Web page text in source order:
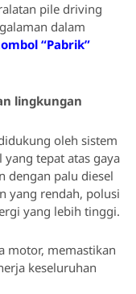
pile driving
dalam
“Pabrik”
lingkungan
oleh sistem
tepat atas gaya
dengan palu diesel
yang rendah, polusi
yang lebih tinggi.
motor, memastikan
keseluruhan